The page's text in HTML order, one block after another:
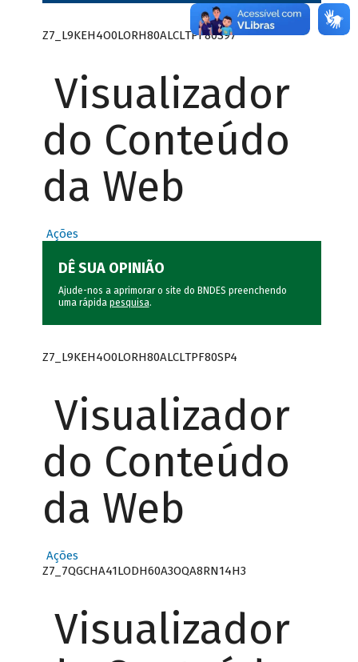
Z7_L9KEH4O0LORH80ALCLTPF80S97
Visualizador
do Conteúdo
da Web
Ações
DÊ SUA OPINIÃO
Ajude-nos a aprimorar o site do BNDES preenchendo
uma rápida pesquisa.
Z7_L9KEH4O0LORH80ALCLTPF80SP4
Visualizador
do Conteúdo
da Web
Ações
Z7_7QGCHA41LODH60A3OQA8RN14H3
Visualizador